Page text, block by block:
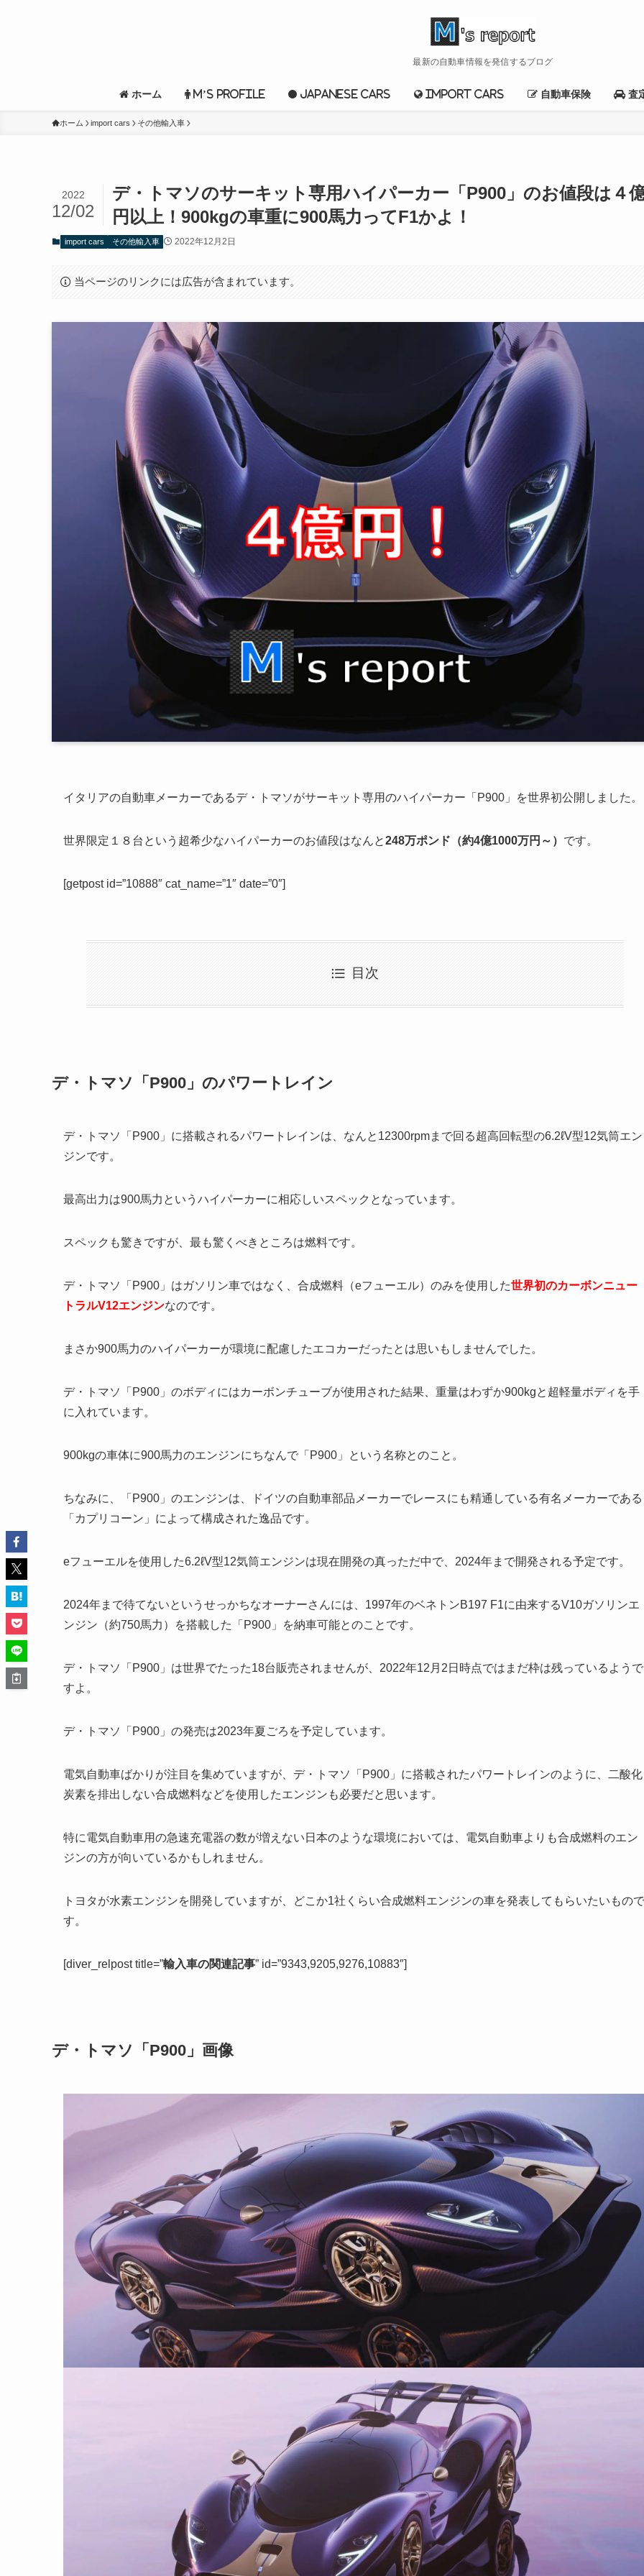
最新の自動車情報を発信するブログ
ホーム M’s profile Japanese cars import cars 自動車保険 査
ホーム import cars その他輸入車
デ・トマソのサーキット専用ハイパーカー「P900」のお値段は４
円以上！900kgの車重に900馬力ってF1かよ！
2022
12/02
import cars その他輸入車 2022年12月2日
当ページのリンクには広告が含まれています。
イタリアの自動車メーカーであるデ・トマソがサーキット専用のハイパーカー「P900」を世界初公開しました。
世界限定１８台という超希少なハイパーカーのお値段はなんと248万ポンド（約4億1000万円～） です。
[getpost id=”10888″ cat_name=”1″ date=”0″]
目次
デ・トマソ「P900」のパワートレイン
デ・トマソ「P900」に搭載されるパワートレインは、なんと12300rpmまで回る超高回転型の6.2ℓV型12気筒エン
ジンです。
最高出力は900馬力というハイパーカーに相応しいスペックとなっています。
スペックも驚きですが、最も驚くべきところは燃料です。
デ・トマソ「P900」はガソリン車ではなく、 合成燃料（eフューエル）のみを使用した世界初のカーボンニュー
トラルV12エンジンなのです。
まさか900馬力のハイパーカーが環境に配慮したエコカーだったとは思いもしませんでした。
デ・トマソ「P900」のボディにはカーボンチューブが使用された結果、重量はわずか900kgと超軽量ボディを手
に入れています。
900kgの車体に900馬力のエンジンにちなんで「P900」という名称とのこと。
ちなみに、「P900」のエンジンは、ドイツの自動車部品メーカーでレースにも精通している有名メーカーである
「カプリコーン」によって構成された逸品です。
eフューエルを使用した6.2ℓV型12気筒エンジンは現在開発の真っただ中で、2024年まで開発される予定です。
2024年まで待てないというせっかちなオーナーさんには、1997年のベネトンB197 F1に由来するV10ガソリンエ
ンジン（約750馬力）を搭載した「P900」を納車可能とのことです。
デ・トマソ「P900」は世界でたった18台販売されませんが、2022年12月2日時点ではまだ枠は残っているようで
すよ。
デ・トマソ「P900」の発売は2023年夏ごろを予定しています。
電気自動車ばかりが注目を集めていますが、デ・トマソ「P900」に搭載されたパワートレインのように、二酸化
炭素を排出しない合成燃料などを使用したエンジンも必要だと思います。
特に電気自動車用の急速充電器の数が増えない日本のような環境においては、電気自動車よりも合成燃料のエン
ジンの方が向いているかもしれません。
トヨタが水素エンジンを開発していますが、どこか1社くらい合成燃料エンジンの車を発表してもらいたいもので
す。
[diver_relpost title=”輸入車の関連記事” id=”9343,9205,9276,10883″]
デ・トマソ「P900」画像